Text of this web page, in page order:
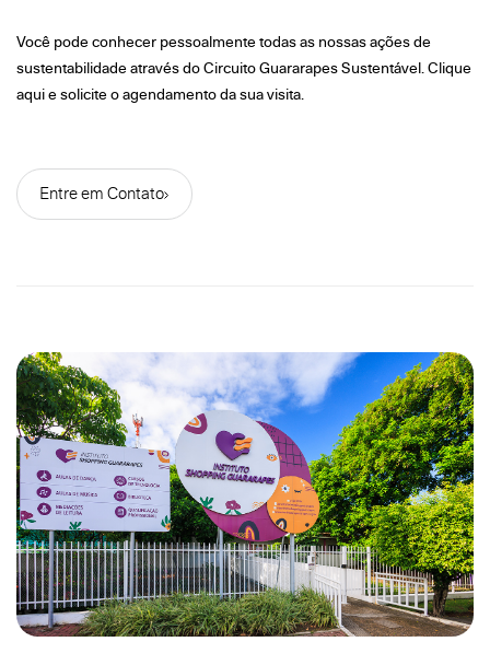
Você pode conhecer pessoalmente todas as nossas ações de
sustentabilidade através do Circuito Guararapes Sustentável. Clique
aqui e solicite o agendamento da sua visita.
Entre em Contato